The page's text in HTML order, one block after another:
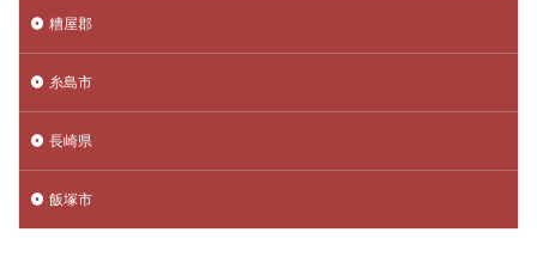
糟屋郡
糸島市
長崎県
飯塚市